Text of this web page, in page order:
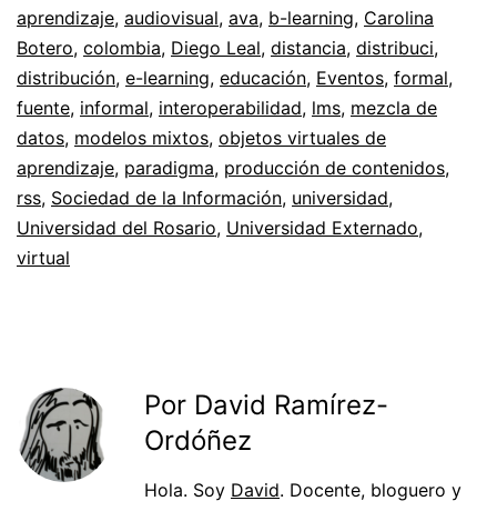
aprendizaje, audiovisual, ava, b-learning, Carolina
Botero, colombia, Diego Leal, distancia, distribuci,
distribución, e-learning, educación, Eventos, formal,
fuente, informal, interoperabilidad, lms, mezcla de
datos, modelos mixtos, objetos virtuales de
aprendizaje, paradigma, producción de contenidos,
rss, Sociedad de la Información, universidad,
Universidad del Rosario, Universidad Externado,
virtual
Por David Ramírez-
Ordóñez
Hola. Soy David. Docente, bloguero y